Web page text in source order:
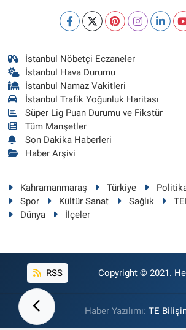
İstanbul Nöbetçi Eczaneler
İstanbul Hava Durumu
İstanbul Namaz Vakitleri
İstanbul Trafik Yoğunluk Haritası
Süper Lig Puan Durumu ve Fikstür
Tüm Manşetler
Son Dakika Haberleri
Haber Arşivi
Kahramanmaraş Türkiye
Spor
Kültür Sanat Sağlık
Dünya
İlçeler
RSS Copyright © 2021.
Haber Yazılımı: TE